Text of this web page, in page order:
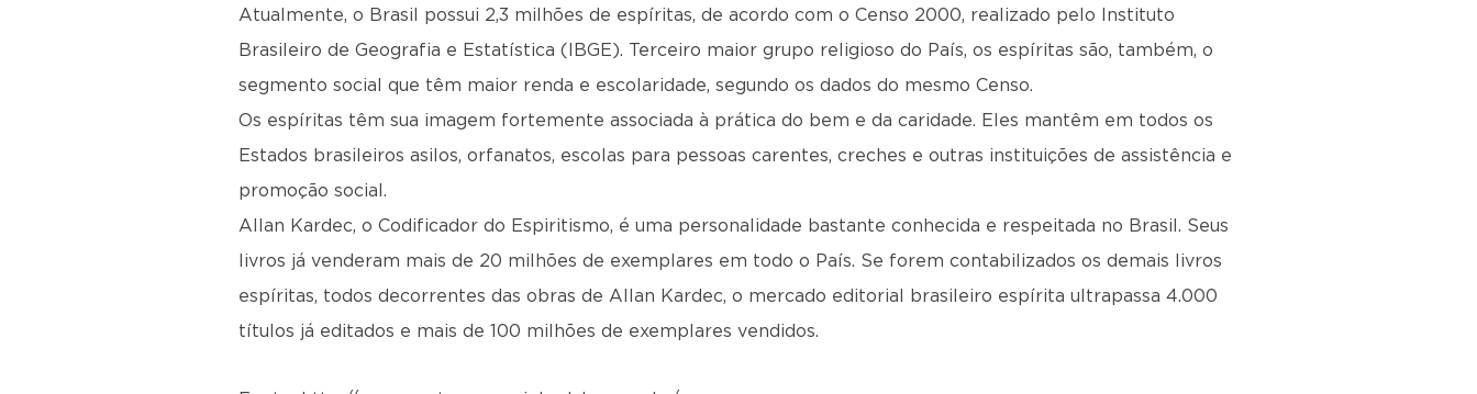
Atualmente, o Brasil possui 2,3 milhões de espíritas, de acordo com o Censo 2000, realizado pelo Instituto
Brasileiro de Geografia e Estatística (IBGE). Terceiro maior grupo religioso do País, os espíritas são, também, o
segmento social que têm maior renda e escolaridade, segundo os dados do mesmo Censo.
Os espíritas têm sua imagem fortemente associada à prática do bem e da caridade. Eles mantêm em todos os
Estados brasileiros asilos, orfanatos, escolas para pessoas carentes, creches e outras instituições de assistência e
promoção social.
Allan Kardec, o Codificador do Espiritismo, é uma personalidade bastante conhecida e respeitada no Brasil. Seus
livros já venderam mais de 20 milhões de exemplares em todo o País. Se forem contabilizados os demais livros
espíritas, todos decorrentes das obras de Allan Kardec, o mercado editorial brasileiro espírita ultrapassa 4.000
títulos já editados e mais de 100 milhões de exemplares vendidos.